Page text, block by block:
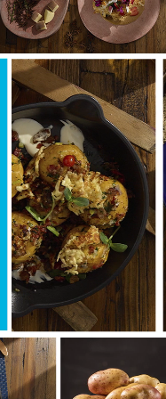
BERENJENA
lavada junto con la
minutos a 200 grados
berenjena, hacer puré,
rallado, hacer esferas
pasar por el huevo y
triturado y hornear 5